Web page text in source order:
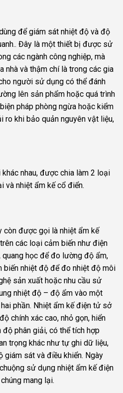
để giám sát nhiệt độ và độ
Đây là một thiết bị được sử
các ngành công nghiệp, mà
nhà và thậm chí là trong các gia
người sử dụng có thể đánh
lên sản phẩm hoặc quá trình
pháp phòng ngừa hoặc kiểm
ro khi bảo quản nguyên vật liệu,
nhau, được chia làm 2 loại
và nhiệt ẩm kế cổ điển.
còn được gọi là nhiệt ẩm kế
các loại cảm biến như điện
học để đo lường độ ẩm,
biến nhiệt độ để đo nhiệt độ môi
sản xuất hoặc nhu cầu sử
nhiệt độ – độ ẩm vào một
phần. Nhiệt ẩm kế điện tử sở
chính xác cao, nhỏ gọn, hiển
phân giải, có thể tích hợp
trọng khác như tự ghi dữ liệu,
giám sát và điều khiển. Ngày
sử dụng nhiệt ẩm kế điện
mang lại.